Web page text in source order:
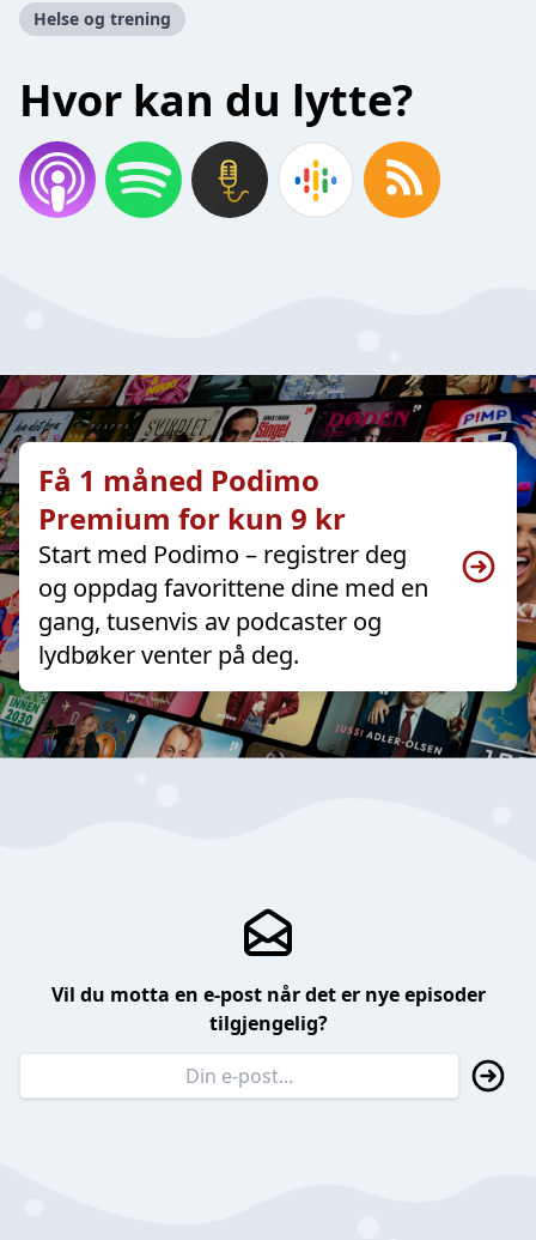
Helse og trening
Hvor kan du lytte?
Få 1 måned Podimo
Premium for kun 9 kr
Start med Podimo – registrer deg
og oppdag favorittene dine med en
gang, tusenvis av podcaster og
lydbøker venter på deg.
Vil du motta en e-post når det er nye episoder
tilgjengelig?